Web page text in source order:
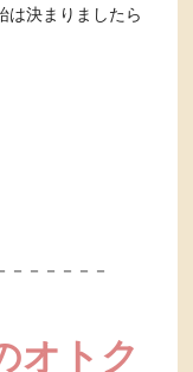
は決まりましたら
－－－－－－
オトク